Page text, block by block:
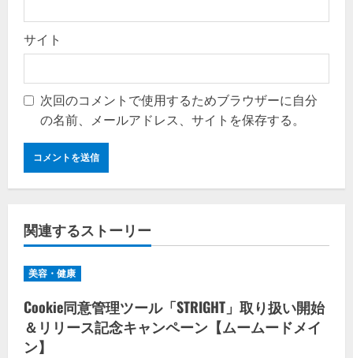
サイト
次回のコメントで使用するためブラウザーに自分
の名前、メールアドレス、サイトを保存する。
関連するストーリー
美容・健康
Cookie同意管理ツール「STRIGHT」取り扱い開始
＆リリース記念キャンペーン【ムームードメイ
ン】